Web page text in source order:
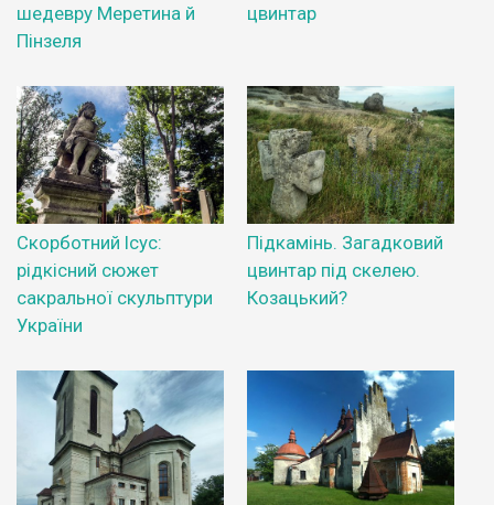
шедевру Меретина й
Пінзеля
цвинтар
Скорботний Ісус:
рідкісний сюжет
сакральної скульптури
України
Підкамінь. Загадковий
цвинтар під скелею.
Козацький?